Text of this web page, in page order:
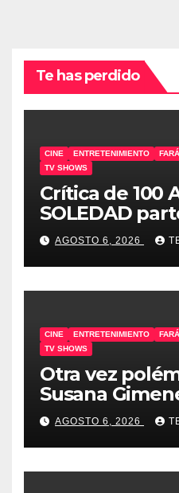
Te has perdido
CINE ENTRETENIMIENTO
TV SHOWS
Crítica de 100
SOLEDAD
AGOSTO 6, 2026
CINE ENTRETENIMIENTO
TV SHOWS
Otra vez
Susana
AGOSTO 6, 2026